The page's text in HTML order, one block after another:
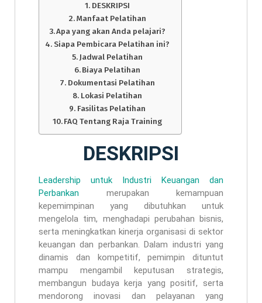
DESKRIPSI
Manfaat Pelatihan
Apa yang akan Anda pelajari?
Siapa Pembicara Pelatihan ini?
Jadwal Pelatihan
Biaya Pelatihan
Dokumentasi Pelatihan
Lokasi Pelatihan
Fasilitas Pelatihan
FAQ Tentang Raja Training
DESKRIPSI
Leadership untuk Industri Keuangan dan
Perbankan merupakan kemampuan
kepemimpinan yang dibutuhkan untuk
mengelola tim, menghadapi perubahan bisnis,
serta meningkatkan kinerja organisasi di sektor
keuangan dan perbankan. Dalam industri yang
dinamis dan kompetitif, pemimpin dituntut
mampu mengambil keputusan strategis,
membangun budaya kerja yang positif, serta
mendorong inovasi dan pelayanan yang